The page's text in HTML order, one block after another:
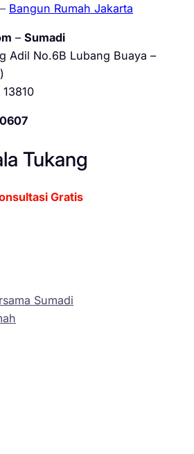
– Bangun Rumah Jakarta
– Sumadi
Adil No.6B Lubang Buaya –
13810
Tukang
Gratis
Sumadi